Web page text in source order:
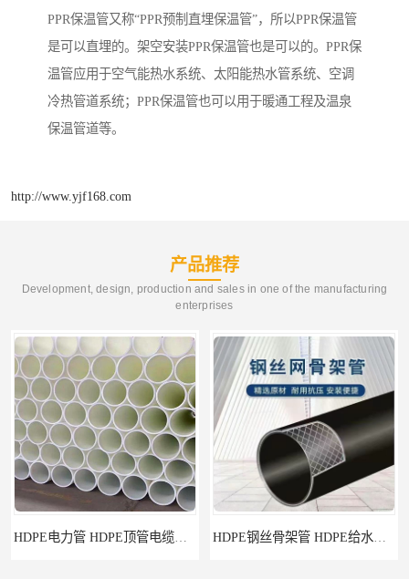
PPR保温管又称“PPR预制直埋保温管”，所以PPR保温管
是可以直埋的。架空安装PPR保温管也是可以的。PPR保
温管应用于空气能热水系统、太阳能热水管系统、空调
冷热管道系统；PPR保温管也可以用于暖通工程及温泉
保温管道等。
http://www.yjf168.com
产品推荐
Development, design, production and sales in one of the manufacturing
enterprises